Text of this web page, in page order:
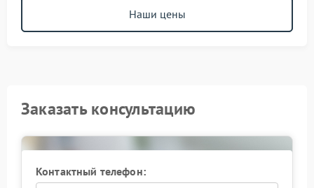
Наши цены
Заказать консультацию
Контактный телефон: